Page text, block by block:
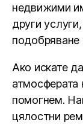
недвижими
други
Ако искате
атмосферата
помогнем.
цялостни